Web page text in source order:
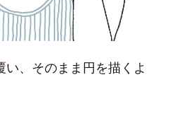
、そのまま円を描くよ